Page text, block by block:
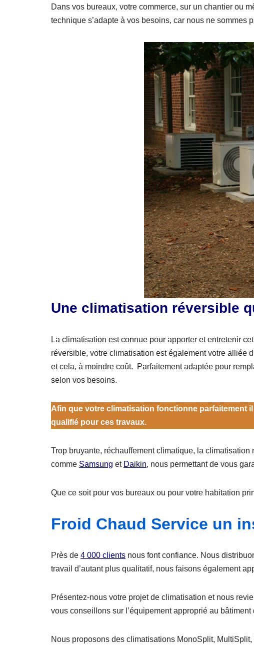
Dans vos bureaux, votre commerce, sur un chantier ou
technique s’adapte à vos besoins, car nous ne
Une climatisation réversible
La climatisation est connue pour apporter et entretenir
réversible, votre climatisation est également votre alliée
et cela, à moindre coût. Parfaitement adaptée pour
selon vos besoins.
Afin que votre climatisation fonctionne parfaitement
qualifié pour ces travaux.
Trop bruyante, réchauffement climatique, la
comme Samsung et Daikin, nous permettant de vous
Que ce soit pour vos bureaux ou pour votre habitation
Froid Chaud Service un
Près de 4 000 clients nous font confiance. Nous
travail d’autant plus qualitatif, nous faisons également
Présentez-nous votre projet de climatisation et nous
vous conseillons sur l’équipement approprié au
Nous proposons des climatisations MonoSplit,